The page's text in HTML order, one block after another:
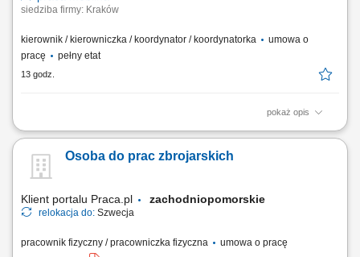
siedziba firmy: Kraków
kierownik / kierowniczka / koordynator / koordynatorka
umowa o
pracę
pełny etat
13 godz.
pokaż opis
Miejsce pracy stacjonarnej: Kraków lub Myślenice oraz budowy na
stanowiska prowadzenie inwestycji związanych z budową linii
kablowych wysokiego napięcia oraz magazynów energii;
Osoba do prac zbrojarskich
Klient portalu Praca.pl zachodniopomorskie
relokacja do: Szwecja
pracownik fizyczny / pracowniczka fizyczna
umowa o pracę